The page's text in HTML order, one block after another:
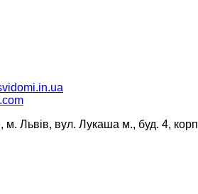
м. Львів, вул. Лукаша м., буд. 4,